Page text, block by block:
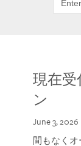
現在
ン
June 3, 2026
間もなく